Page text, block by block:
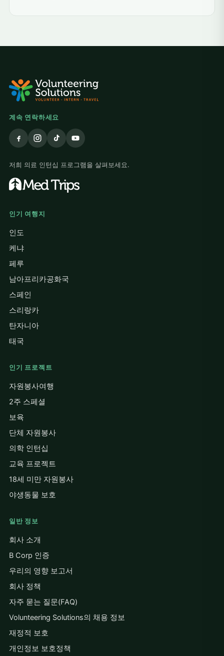
계속 연락하세요
저희 의료 인턴십 프로그램을 살펴보세요.
인기 여행지
인도
케냐
페루
남아프리카공화국
스페인
스리랑카
탄자니아
태국
인기 프로젝트
자원봉사여행
2주 스페셜
보육
단체 자원봉사
의학 인턴십
교육 프로젝트
18세 미만 자원봉사
야생동물 보호
일반 정보
회사 소개
B Corp 인증
우리의 영향 보고서
회사 정책
자주 묻는 질문(FAQ)
Volunteering Solutions의 채용 정보
재정적 보호
개인정보 보호정책